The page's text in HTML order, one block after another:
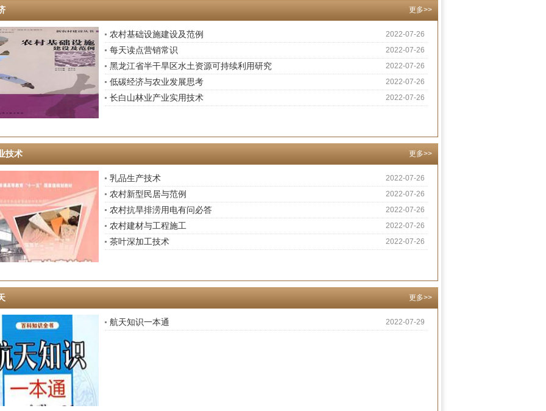
更多>>
农村基础设施建设及范例 2022-07-26
每天读点营销常识 2022-07-26
黑龙江省半干旱区水土资源可持续利用研究 2022-07-26
低碳经济与农业发展思考 2022-07-26
长白山林业产业实用技术 2022-07-26
技术 更多>>
乳品生产技术 2022-07-26
农村新型民居与范例 2022-07-26
农村抗旱排涝用电有问必答 2022-07-26
农村建材与工程施工 2022-07-26
茶叶深加工技术 2022-07-26
更多>>
航天知识一本通 2022-07-29